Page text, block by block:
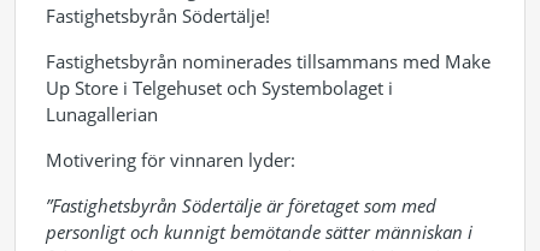
Fastighetsbyrån Södertälje!
Fastighetsbyrån nominerades tillsammans med Make
Up Store i Telgehuset och Systembolaget i
Lunagallerian
Motivering för vinnaren lyder:
”Fastighetsbyrån Södertälje är företaget som med
personligt och kunnigt bemötande sätter människan i